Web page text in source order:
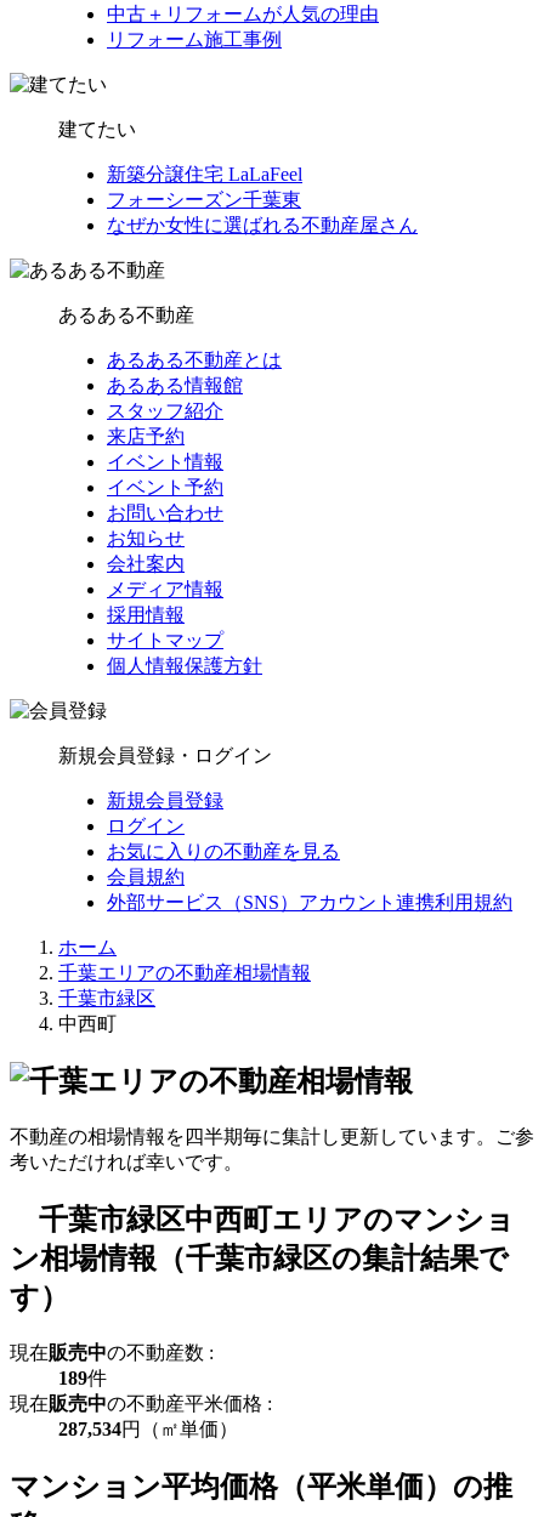
中古＋リフォームが人気の理由
リフォーム施工事例
建てたい
新築分譲住宅 LaLaFeel
フォーシーズン千葉東
なぜか女性に選ばれる不動産屋さん
あるある不動産
あるある不動産とは
あるある情報館
スタッフ紹介
来店予約
イベント情報
イベント予約
お問い合わせ
お知らせ
会社案内
メディア情報
採用情報
サイトマップ
個人情報保護方針
新規会員登録・ログイン
新規会員登録
ログイン
お気に入りの不動産を見る
会員規約
外部サービス（SNS）アカウント連携利用規約
ホーム
千葉エリアの不動産相場情報
千葉市緑区
中西町
不動産の相場情報を四半期毎に集計し更新しています。ご参
考いただければ幸いです。
千葉市緑区中西町エリアのマンショ
ン相場情報（千葉市緑区の集計結果で
す）
現在販売中の不動産数 :
189件
現在販売中の不動産平米価格 :
287,534円（㎡単価）
マンション平均価格（平米単価）の推